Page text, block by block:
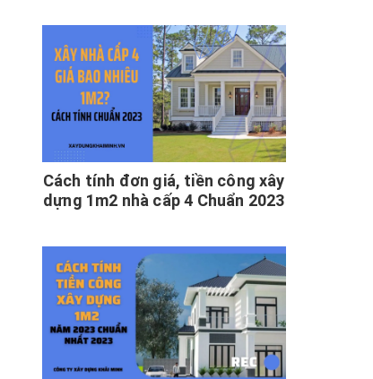
Cách tính đơn giá, tiền công xây
dựng 1m2 nhà cấp 4 Chuẩn 2023